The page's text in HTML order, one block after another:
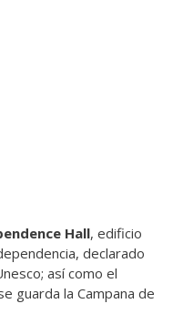
Hall, edificio
declarado
así como el
guarda la Campana de